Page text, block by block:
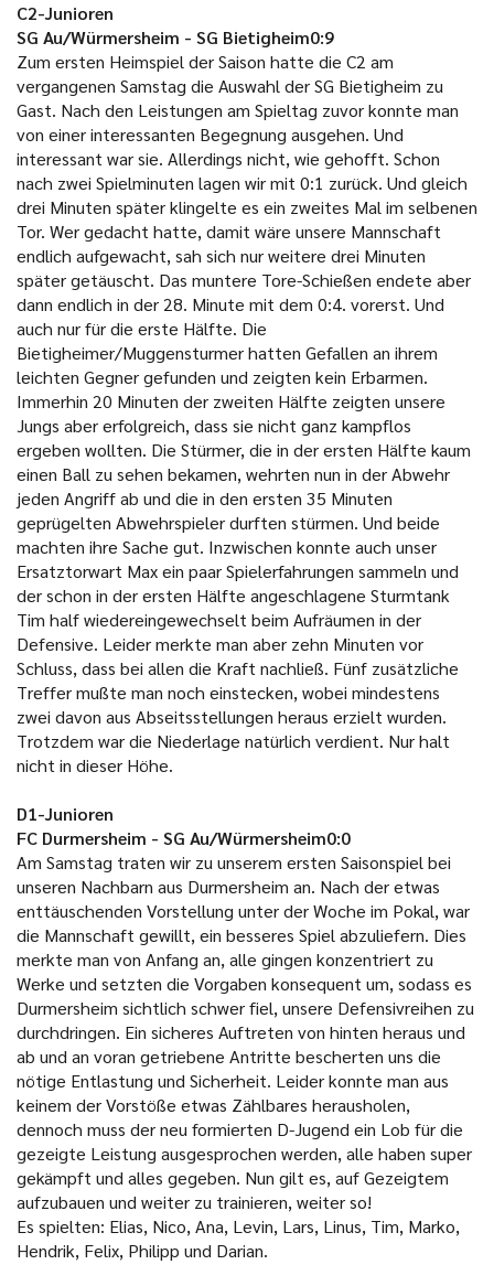
C2-Junioren
SG Au/Würmersheim - SG Bietigheim0:9
Zum ersten Heimspiel der Saison hatte die C2 am
vergangenen Samstag die Auswahl der SG Bietigheim zu
Gast. Nach den Leistungen am Spieltag zuvor konnte man
von einer interessanten Begegnung ausgehen. Und
interessant war sie. Allerdings nicht, wie gehofft. Schon
nach zwei Spielminuten lagen wir mit 0:1 zurück. Und gleich
drei Minuten später klingelte es ein zweites Mal im selbenen
Tor. Wer gedacht hatte, damit wäre unsere Mannschaft
endlich aufgewacht, sah sich nur weitere drei Minuten
später getäuscht. Das muntere Tore-Schießen endete aber
dann endlich in der 28. Minute mit dem 0:4. vorerst. Und
auch nur für die erste Hälfte. Die
Bietigheimer/Muggensturmer hatten Gefallen an ihrem
leichten Gegner gefunden und zeigten kein Erbarmen.
Immerhin 20 Minuten der zweiten Hälfte zeigten unsere
Jungs aber erfolgreich, dass sie nicht ganz kampflos
ergeben wollten. Die Stürmer, die in der ersten Hälfte kaum
einen Ball zu sehen bekamen, wehrten nun in der Abwehr
jeden Angriff ab und die in den ersten 35 Minuten
geprügelten Abwehrspieler durften stürmen. Und beide
machten ihre Sache gut. Inzwischen konnte auch unser
Ersatztorwart Max ein paar Spielerfahrungen sammeln und
der schon in der ersten Hälfte angeschlagene Sturmtank
Tim half wiedereingewechselt beim Aufräumen in der
Defensive. Leider merkte man aber zehn Minuten vor
Schluss, dass bei allen die Kraft nachließ. Fünf zusätzliche
Treffer mußte man noch einstecken, wobei mindestens
zwei davon aus Abseitsstellungen heraus erzielt wurden.
Trotzdem war die Niederlage natürlich verdient. Nur halt
nicht in dieser Höhe.
D1-Junioren
FC Durmersheim - SG Au/Würmersheim0:0
Am Samstag traten wir zu unserem ersten Saisonspiel bei
unseren Nachbarn aus Durmersheim an. Nach der etwas
enttäuschenden Vorstellung unter der Woche im Pokal, war
die Mannschaft gewillt, ein besseres Spiel abzuliefern. Dies
merkte man von Anfang an, alle gingen konzentriert zu
Werke und setzten die Vorgaben konsequent um, sodass es
Durmersheim sichtlich schwer fiel, unsere Defensivreihen zu
durchdringen. Ein sicheres Auftreten von hinten heraus und
ab und an voran getriebene Antritte bescherten uns die
nötige Entlastung und Sicherheit. Leider konnte man aus
keinem der Vorstöße etwas Zählbares herausholen,
dennoch muss der neu formierten D-Jugend ein Lob für die
gezeigte Leistung ausgesprochen werden, alle haben super
gekämpft und alles gegeben. Nun gilt es, auf Gezeigtem
aufzubauen und weiter zu trainieren, weiter so!
Es spielten: Elias, Nico, Ana, Levin, Lars, Linus, Tim, Marko,
Hendrik, Felix, Philipp und Darian.